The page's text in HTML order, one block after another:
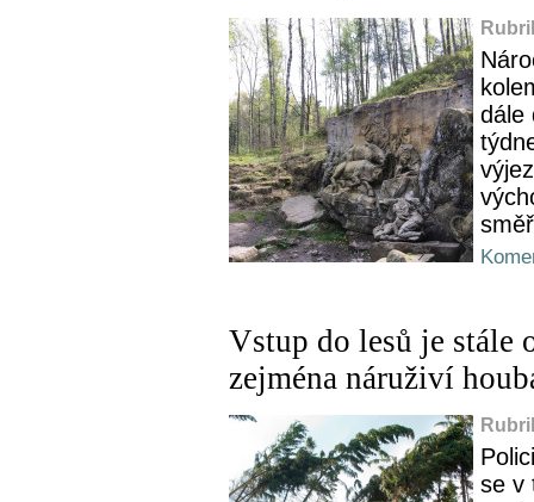
dále
Vstup do lesů je stále
zejména náruživí
se v